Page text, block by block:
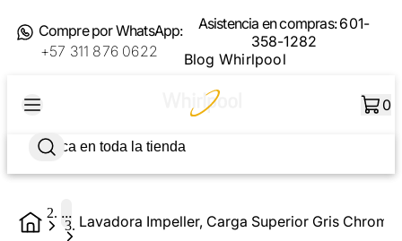
Compre por WhatsApp:
+57 311 876 0622
Asistencia en compras:601-
358-1282
Blog Whirlpool
0
... Lavadora Impeller, Carga Superior Gris